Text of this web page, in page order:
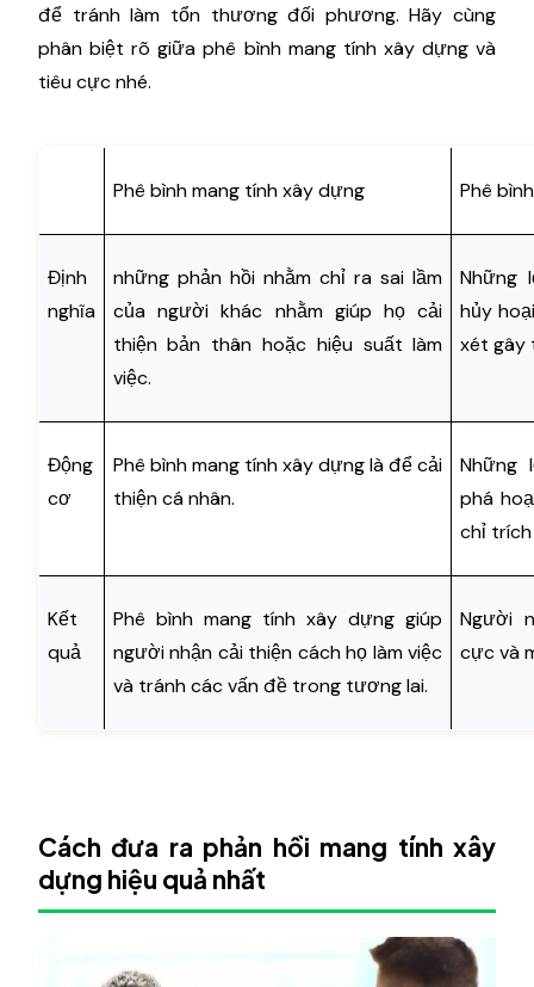
để tránh làm tổn thương đối phương. Hãy cùng
phân biệt rõ giữa phê bình mang tính xây dựng và
tiêu cực nhé.
Phê bình mang tính xây dựng Phê
Định
nghĩa
những phản hồi nhằm chỉ ra sai lầm
của người khác nhằm giúp họ cải
thiện bản thân hoặc hiệu suất làm
việc.
Những
hủy
xét gây
Động
cơ
Phê bình mang tính xây dựng là để cải
thiện cá nhân.
Những
phá
chỉ trích
Kết
quả
Phê bình mang tính xây dựng giúp
người nhận cải thiện cách họ làm việc
và tránh các vấn đề trong tương lai.
Người
cực và
Cách đưa ra phản hồi mang tính xây
dựng hiệu quả nhất